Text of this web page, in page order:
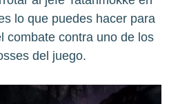
lo que puedes hacer para
combate contra uno de los
del juego.